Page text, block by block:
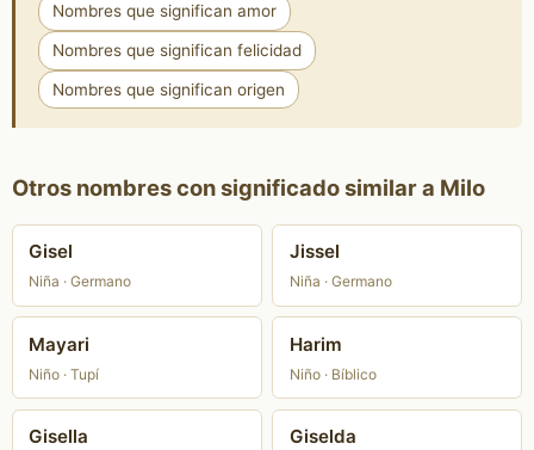
Nombres que significan amor
Nombres que significan felicidad
Nombres que significan origen
Otros nombres con significado similar a Milo
Gisel
Niña · Germano
Jissel
Niña · Germano
Mayari
Niño · Tupí
Harim
Niño · Bíblico
Gisella Giselda